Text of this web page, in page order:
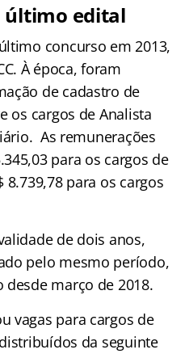
último edital
concurso em 2013,
À época, foram
de cadastro de
os cargos de Analista
As remunerações
para os cargos de
8.739,78 para os cargos
de dois anos,
pelo mesmo período,
desde março de 2018.
vagas para cargos de
da seguinte